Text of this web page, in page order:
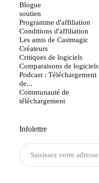
Blogue
soutien
Programme d'affiliation
Conditions d'affiliation
Les amis de Castmagic
Créateurs
Critiques de logiciels
Comparaisons de logiciels
Podcast : Téléchargement
de...
Communauté de
téléchargement
Infolettre